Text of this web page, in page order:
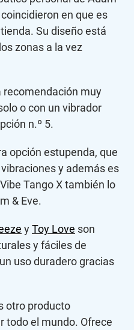
en que es
Su diseño está
zonas a la vez
recomendación muy
o con un vibrador
n.º 5.
opción estupenda, que
y además es
Tango X también lo
& Eve.
yToy Love son
y fáciles de
uso duradero gracias
otro producto
todo el mundo. Ofrece